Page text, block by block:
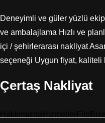
Deneyimli ve güler yüzlü
ve ambalajlama Hızlı ve
içi / şehirlerarası nakliyat
seçeneği Uygun fiyat, kaliteli
Çertaş Nakliyat